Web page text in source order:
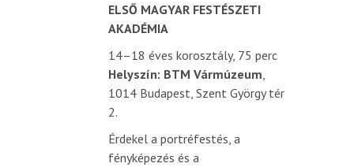
ELSŐ MAGYAR FESTÉSZETI
AKADÉMIA
14–18 éves korosztály, 75 perc
Helyszín: BTM Vármúzeum,
1014 Budapest, Szent György tér
2.
Érdekel a portréfestés, a
fényképezés és a